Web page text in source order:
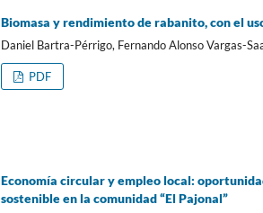
Biomasa y rendimiento de rabanito, con el
Daniel Bartra-Pérrigo, Fernando Alonso Vargas-
PDF
Economía circular y empleo local:
sostenible en la comunidad “El Pajonal”